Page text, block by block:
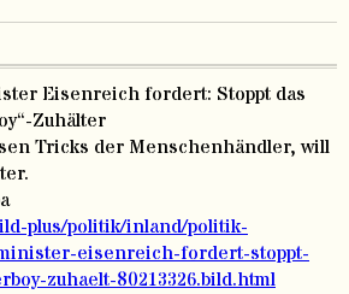
Tricks der Menschenhändler, will
plus/politik/inland/politik-
eisenreich-fordert-stoppt-
zuhaelt-80213326.bild.html